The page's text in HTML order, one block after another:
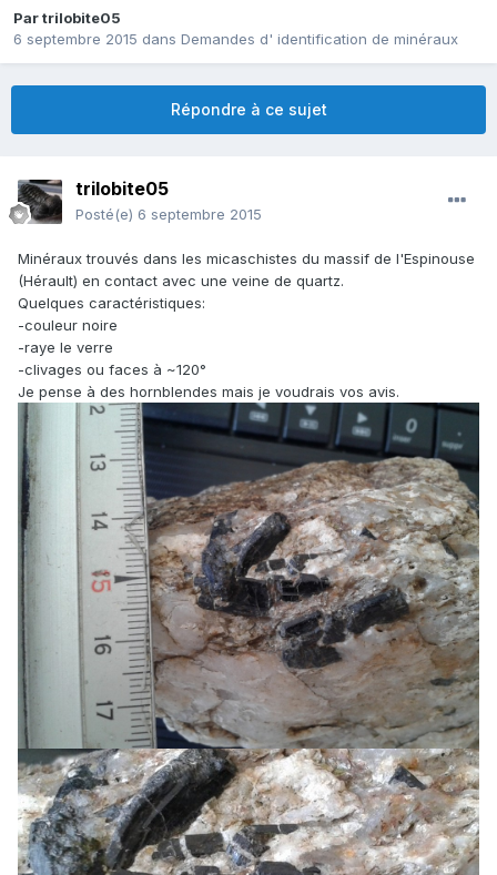
Partrilobite05
6 septembre 2015 dans Demandes d' identification de minéraux
Répondre à ce sujet
trilobite05
Posté(e) 6 septembre 2015
Minéraux trouvés dans les micaschistes du massif de l'Espinouse
(Hérault) en contact avec une veine de quartz.
Quelques caractéristiques:
-couleur noire
-raye le verre
-clivages ou faces à ~120°
Je pense à des hornblendes mais je voudrais vos avis.